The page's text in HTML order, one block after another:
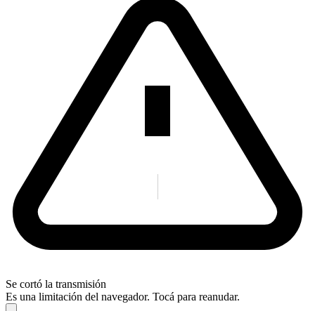
Se cortó la transmisión
Es una limitación del navegador. Tocá para reanudar.